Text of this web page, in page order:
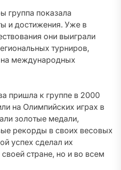
группа показала
и достижения. Уже в
они выиграли
турниров,
на международных
пришла к группе в 2000
на Олимпийских играх в
золотые медали,
рекорды в своих весовых
успех сделал их
стране, но и во всем